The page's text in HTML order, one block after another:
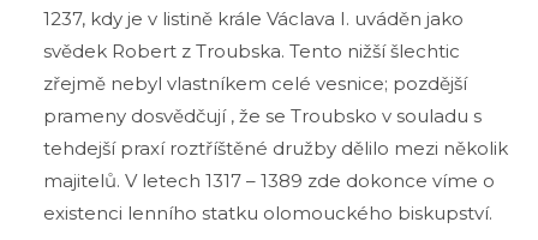
1237, kdy je v listině krále Václava I. uváděn jako
svědek Robert z Troubska. Tento nižší šlechtic
zřejmě nebyl vlastníkem celé vesnice; pozdější
prameny dosvědčují , že se Troubsko v souladu s
tehdejší praxí roztříštěné družby dělilo mezi několik
majitelů. V letech 1317 – 1389 zde dokonce víme o
existenci lenního statku olomouckého biskupství.